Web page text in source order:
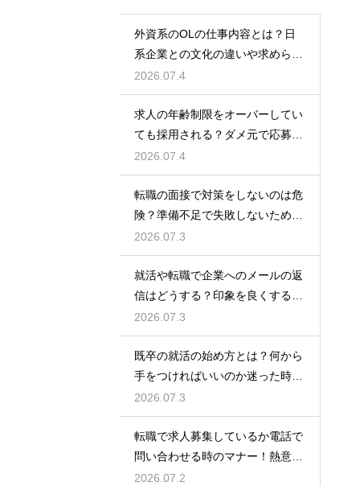
外資系のOLの仕事内容とは？日
系企業との文化の違いや求められ
る英語力とスキル
2026.07.4
求人の年齢制限をオーバーしてい
ても採用される？ダメ元で応募し
て内定を勝ち取る
2026.07.4
転職の面接で対策をしないのは危
険？準備不足で失敗しないための
最低限の心構え
2026.07.3
就活や転職で企業へのメールの返
信はどうする？印象を良くする正
しいマナーと例文
2026.07.3
既卒の就活の始め方とは？何から
手をつければいいのか迷った時に
やるべきステップ
2026.07.3
転職で求人募集しているか電話で
問い合わせる時のマナー！熱意を
伝えるトーク例
2026.07.2